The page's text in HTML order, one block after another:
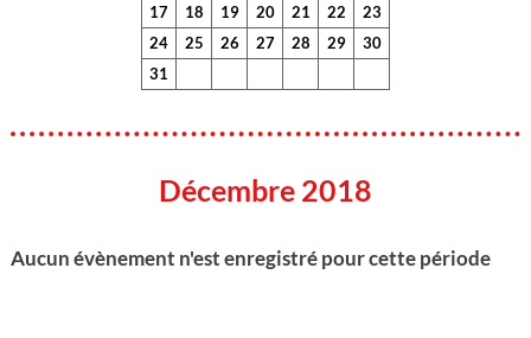
17
18 19 20 21 22
23
24
25 26 27 28 29
30
31
Décembre 2018
Aucun évènement n'est enregistré pour cette période